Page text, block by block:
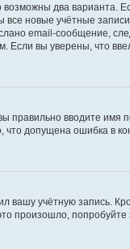
два варианта.
новые учётные
email-сообщение,
вы уверены, что
правильно вводите
допущена ошибка в
вашу учётную запись.
попробуйте